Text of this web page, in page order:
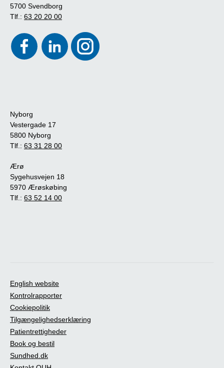
5700 Svendborg
Tlf.: 63 20 20 00
Nyborg
Vestergade 17
5800 Nyborg
Tlf.: 63 31 28 00
Ærø
Sygehusvejen 18
5970 Ærøskøbing
Tlf.: 63 52 14 00
English website
Kontrolrapporter
Cookiepolitik
Tilgængelighedserklæring
Patientrettigheder
Book og bestil
Sundhed.dk